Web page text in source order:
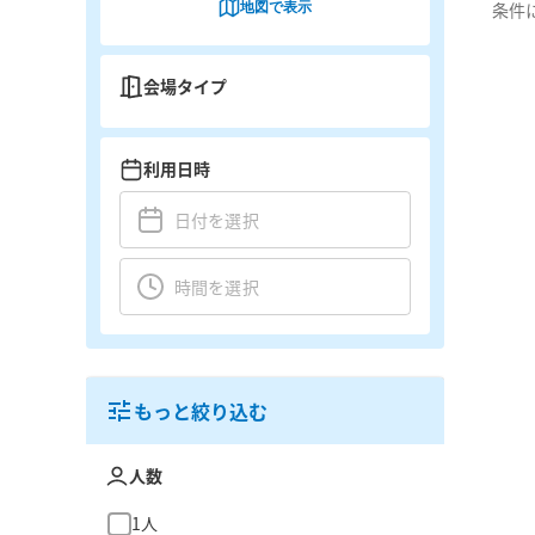
条件
地図で表示
会場タイプ
利用日時
もっと絞り込む
人数
1人